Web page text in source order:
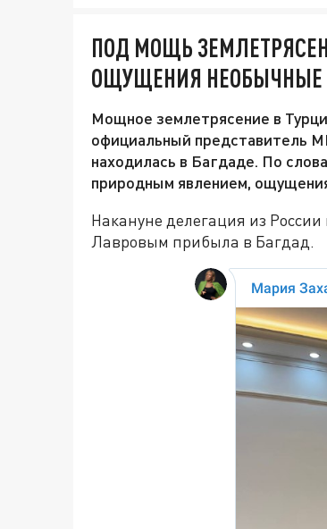
ПОД МОЩЬ
ОЩУЩЕНИЯ НЕОБЫЧНЫЕ
Мощное землетрясение в
официальный представитель
находилась в Багдаде. По
природным явлением,
Накануне делегация из
Лавровым прибыла в Багдад.